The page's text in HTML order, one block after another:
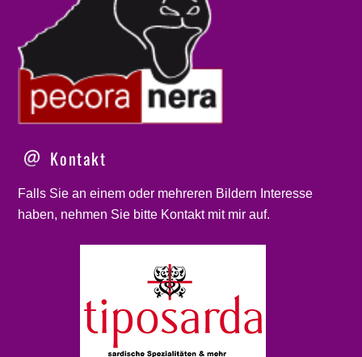
Kontakt
Falls Sie an einem oder mehreren Bildern Interesse
haben, nehmen Sie bitte Kontaktmit mir auf.